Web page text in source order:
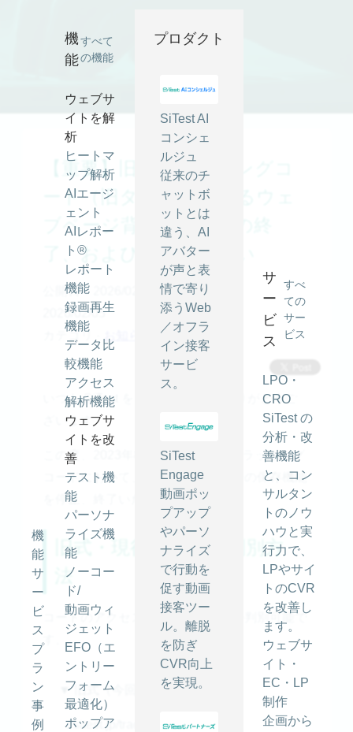
機
能
サ
ー
ビ
ス
プ
ラ
ン
事
例
機
能
すべて
の機能
ウェブサ
イトを解
析
ヒートマ
ップ解析
AIエージ
ェント
AIレポー
ト®
レポート
機能
録画再生
機能
データ比
較機能
アクセス
解析機能
ウェブサ
イトを改
善
テスト機
能
パーソナ
ライズ機
能
ノーコー
ド/
動画ウィ
ジェット
EFO（エ
ントリー
フォーム
最適化）
ポップア
プロダクト
SiTest AI
コンシェ
ルジュ
従来のチ
ャットボ
ットとは
違う、AI
アバター
が声と表
情で寄り
添うWeb
／オフラ
イン接客
サービ
ス。
SiTest
Engage
動画ポッ
プアップ
やパーソ
ナライズ
で行動を
促す動画
接客ツー
ル。離脱
を防ぎ
CVR向上
を実現。
サ
ー
ビ
ス
すべ
ての
サー
ビス
LPO・
CRO
SiTest の
分析・改
善機能
と、コン
サルタン
トのノウ
ハウと実
行力で、
LPやサイ
トのCVR
を改善し
ます。
ウェブサ
イト・
EC・LP
制作
企画から
【重要】旧式トラッキングコ
ード（旧タグ）におけるウェ
ブページ背景保存機能の終
了、および移行のお願い
公開日：2026/02/05 最終更新日：
2026/02/05
カテゴリ -
その他
いつも SiTest をご利用いただきありがとうご
ざいます。
この度、2023年8月以前の旧式のトラッキング
コードにおいて、
ウェブページ背景の保存機能
を停止、終了
いたします。
旧式・現行コードの判別方
法
コードのアクセス先で旧式かどうか判別可能で
す。
▼ 旧式（今回機能停止の対象）
//sitest.jp/tracking/sitest_js